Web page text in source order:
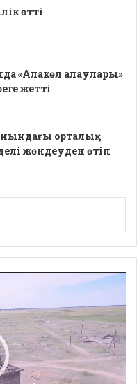
өтті
«Алакөл алаулары»
жетті
орталық
жөндеуден өтіп